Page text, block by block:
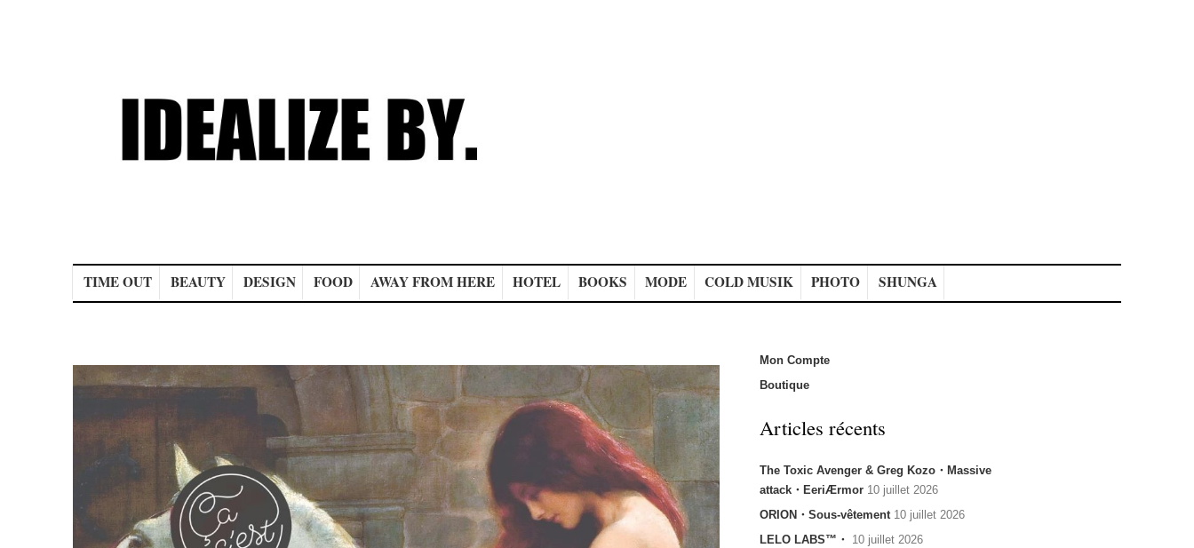
TIME OUT BEAUTY DESIGN FOOD AWAY FROM HERE HOTEL BOOKS MODE COLD MUSIK PHOTO SHUNGA
Post navigation
Mon Compte
Boutique
Articles récents
The Toxic Avenger & Greg Kozo・Massive
attack・EeriÆrmor 10 juillet 2026
ORION・Sous-vêtement 10 juillet 2026
LELO LABS™・ 10 juillet 2026